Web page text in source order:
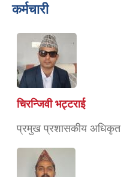
कर्मचारी
चिरन्जिवी भट्टराई
प्रमुख प्रशासकीय अधिकृत